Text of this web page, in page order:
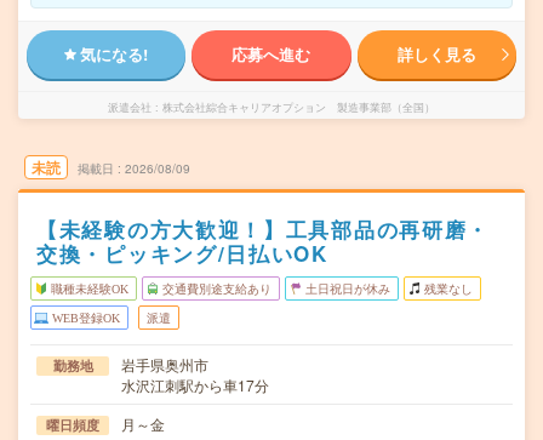
気になる! 応募へ進む 詳しく見る
派遣会社 株式会社綜合キャリアオプション 製造事業部（全国）
未読 掲載日 2026/08/09
【未経験の方大歓迎！】工具部品の再研磨・
交換・ピッキング/日払いOK
職種未経験OK 交通費別途支給あり 土日祝日が休み 残業なし
WEB登録OK 派遣
勤務地
岩手県奥州市
水沢江刺駅から車17分
曜日頻度 月～金